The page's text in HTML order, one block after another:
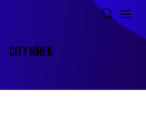
CITY HÍREK